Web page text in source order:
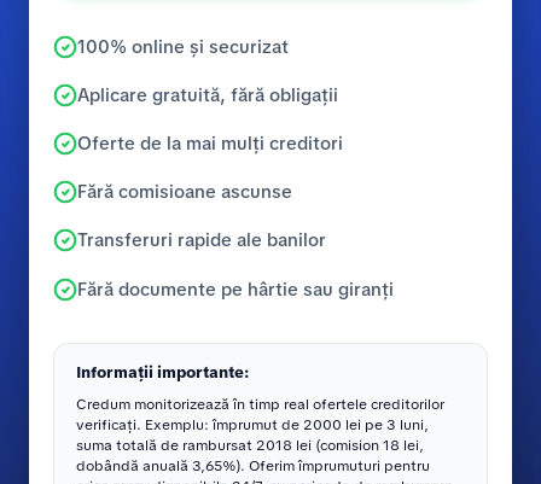
100% online și securizat
Aplicare gratuită, fără obligații
Oferte de la mai mulți creditori
Fără comisioane ascunse
Transferuri rapide ale banilor
Fără documente pe hârtie sau giranți
Informații importante:
Credum monitorizează în timp real ofertele creditorilor
verificați. Exemplu: împrumut de 2000 lei pe 3 luni,
suma totală de rambursat 2018 lei (comision 18 lei,
dobândă anuală 3,65%). Oferim împrumuturi pentru